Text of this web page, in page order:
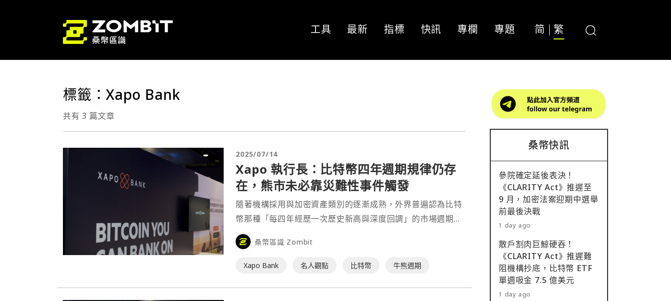
工具 最新 指標 快訊 專欄 專題 简 繁
標籤：Xapo Bank
共有 3 篇文章
2025/07/14
Xapo 執行長：比特幣四年週期規律仍存
在，熊市未必靠災難性事件觸發
隨著機構採用與加密資產類別的逐漸成熟，外界普遍認為比特
幣那種「每四年經歷一次歷史新高與深度回調」的市場週期已
經結束。但加密貨幣友好銀行 Xapo Bank 執行長 Seamus
Rocca 不認同這種看法，他認為這種週期規律依然存在。⋯
桑幣區識 Zombit
Xapo Bank 名人觀點 比特幣 牛熊週期
桑幣快訊
參院確定延後表決！
《CLARITY Act》推遲至
9 月，加密法案迎期中選舉
前最後決戰
1 day ago
散戶割肉巨鯨硬吞！
《CLARITY Act》推遲難
阻機構抄底，比特幣 ETF
單週吸金 7.5 億美元
1 day ago